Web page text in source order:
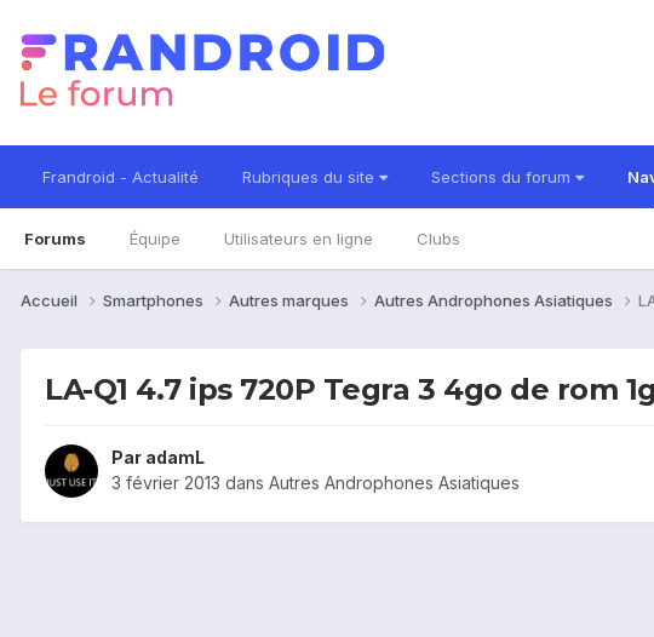
Frandroid - Actualité Rubriques du site Sections du forum
Forums Équipe Utilisateurs en ligne Clubs
Accueil Smartphones Autres marques Autres Androphones Asiatiques
LA-Q1 4.7 ips 720P Tegra 3 4go de rom
Par adamL
3 février 2013 dans Autres Androphones Asiatiques